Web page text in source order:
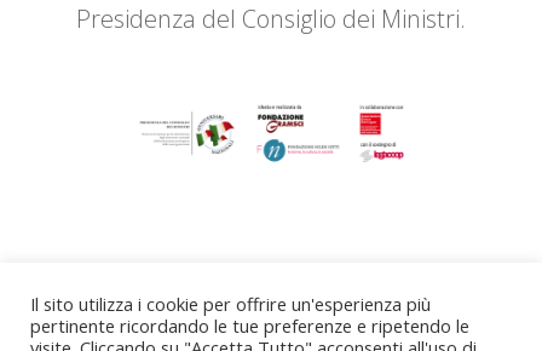
Presidenza del Consiglio dei Ministri.
Il sito utilizza i cookie per offrire un'esperienza più
pertinente ricordando le tue preferenze e ripetendo le